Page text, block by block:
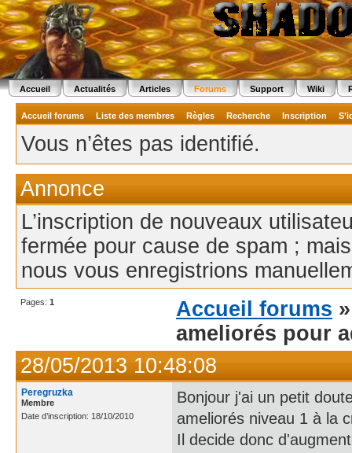
Accueil Actualités Articles Forums Support Wiki
Accueil forums Liste des membres Règles Recherche Inscription
Vous n’êtes pas identifié.
Annonce
L’inscription de nouveaux
fermée pour cause de spam ;
nous vous enregistrions
Pages: 1 Accueil forums
ameliorés pour
28/05/2013 10:48:08
Peregruzka
Membre
Date d’inscription: 18/10/2010
Bonjour j'ai un petit
ameliorés niveau 1 à la
Il decide donc